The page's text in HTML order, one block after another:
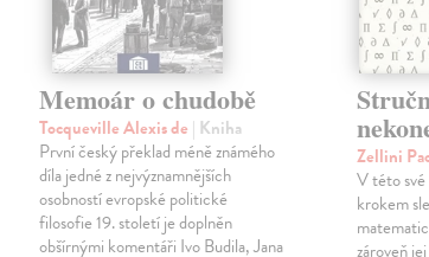
Memoár o chudobě
Tocqueville Alexis de | Kniha
První český překlad méně známého
díla jedné z nejvýznamnějších
osobností evropské politické
filosofie 19. století je doplněn
obšírnými komentáři Ivo Budila, Jana
Zellini
V této
krokem
zároveň